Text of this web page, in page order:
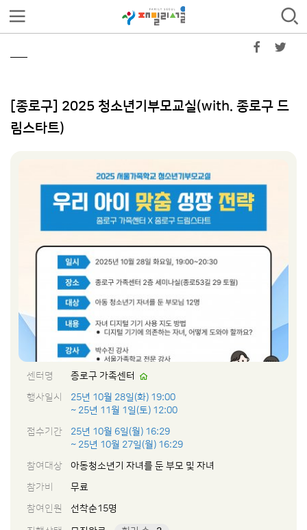
[종로구] 2025 청소년기부모교실(with. 종로구 드
림스타트)
센터명
종로구 가족센터
행사일시
25년 10월 28일(화) 19:00
~ 25년 11월 1일(토) 12:00
접수기간
25년 10월 6일(월) 16:29
~ 25년 10월 27일(월) 16:29
참여대상
아동청소년기 자녀를 둔 부모 및 자녀
참가비
무료
참여인원
선착순15명